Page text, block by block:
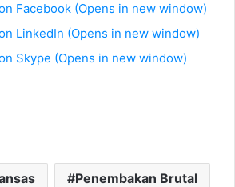
Facebook (Opens in new window)
LinkedIn (Opens in new window)
Skype (Opens in new window)
Penembakan Brutal